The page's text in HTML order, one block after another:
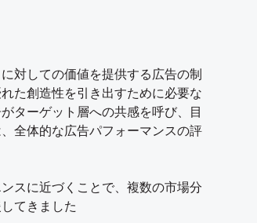
対しての価値を提供する広告の制
た創造性を引き出すために必要な
ターゲット層への共感を呼び、目
全体的な広告パフォーマンスの評
スに近づくことで、複数の市場分
てきました
ます。
調査の専門知識を豊富に持ってい
インする方法を解明し、豊富なイ
家など、エンドユーザー以外の分
の要因と阻害原因についても支援
ス上の課題にわたってインサイト主導
期的なパートナーシップを結ん
案を行ってきました。この間、寄
を実施し、これらの分野での顧客
ニマルヘルス企業が価値の高い市
ランドの成長促進を支援します。
してクライアントが顧客とモデルの
行い、早い段階でのバイヤー調査
けでなく、クラス最高の音声支援
しています。
長い歴史を持っています。
。CMOやCFOから鉱山会社や機
ない豊富なインサイトを得ること
相談ください。
調査を強化しています。
優先順位変更について、ブルー
財の市場調査を行い、インサイトを活
の消費財市場調査チームは、世
トフォリオの特定、カテゴリーで
た。
イトの最適化とビジネス成長をサ
ト内での行動背景にある動機や発